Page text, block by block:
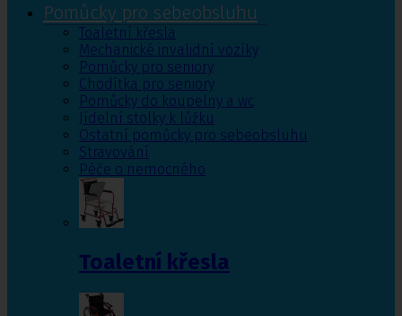
Pomůcky pro sebeobsluhu
Toaletní křesla
Mechanické invalidní vozíky
Pomůcky pro seniory
Chodítka pro seniory
Pomůcky do koupelny a wc
Jídelní stolky k lůžku
Ostatní pomůcky pro sebeobsluhu
Stravování
Péče o nemocného
Toaletní křesla